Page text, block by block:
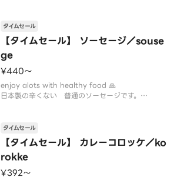
お酒のお供にいかがでしょうか？
【タイムセール】 ソーセージ／souse
ge
タイムセール
¥440〜
enjoy alots with healthy food 🙏
日本製の辛くない 普通のソーセージです。
【タイムセール】 カレーコロッケ／ko
rokke
タイムセール
¥392〜